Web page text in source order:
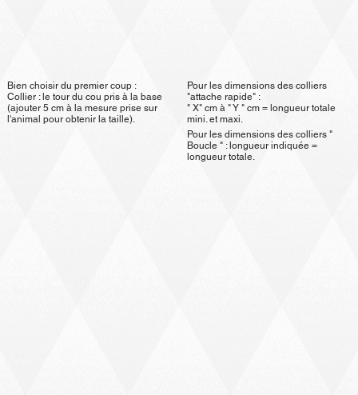
Bien choisir du premier coup :
Collier : le tour du cou pris à la base
(ajouter 5 cm à la mesure prise sur
l'animal pour obtenir la taille).
Pour les dimensions des colliers
"attache rapide" :
" X" cm à " Y " cm = longueur totale
mini. et maxi.
Pour les dimensions des colliers "
Boucle " : longueur indiquée =
longueur totale.